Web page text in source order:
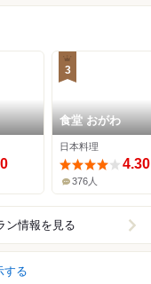
3
食堂 おがわ
日本料理
4.30
376人
ン情報を見る
する